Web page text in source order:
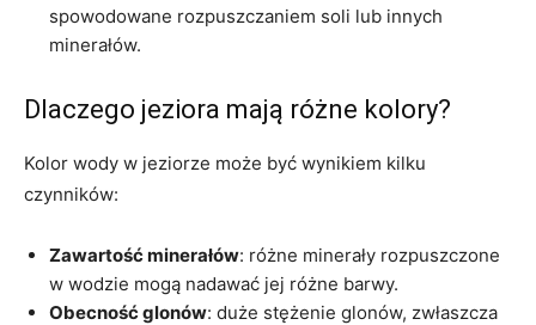
spowodowane rozpuszczaniem soli lub innych
minerałów.
Dlaczego jeziora mają różne kolory?
Kolor wody w jeziorze może być wynikiem kilku
czynników:
Zawartość minerałów: różne minerały rozpuszczone
w wodzie mogą nadawać jej różne barwy.
Obecność glonów: duże stężenie glonów, zwłaszcza